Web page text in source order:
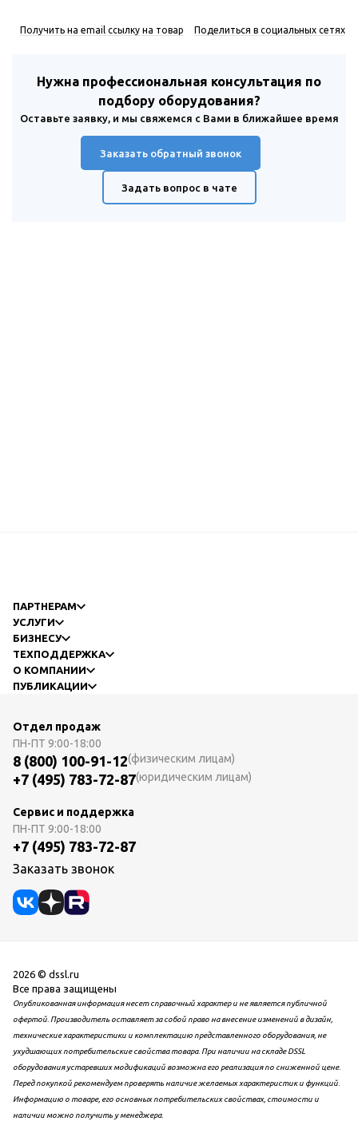
Получить на email ссылку на товар Поделиться в социальных сетях
Нужна профессиональная консультация по
подбору оборудования?
Оставьте заявку, и мы свяжемся с Вами в ближайшее время
Заказать обратный звонок
Задать вопрос в чате
ПАРТНЕРАМ
УСЛУГИ
БИЗНЕСУ
ТЕХПОДДЕРЖКА
О КОМПАНИИ
ПУБЛИКАЦИИ
Отдел продаж
ПН-ПТ 9:00-18:00
8 (800) 100-91-12(физическим лицам)
+7 (495) 783-72-87(юридическим лицам)
Сервис и поддержка
ПН-ПТ 9:00-18:00
+7 (495) 783-72-87
Заказать звонок
2026 © dssl.ru
Все права защищены
Опубликованная информация несет справочный характер и не является публичной
офертой. Производитель оставляет за собой право на внесение изменений в дизайн,
технические характеристики и комплектацию представленного оборудования, не
ухудшающих потребительские свойства товара. При наличии на складе DSSL
оборудования устаревших модификаций возможна его реализация по сниженной цене.
Перед покупкой рекомендуем проверять наличие желаемых характеристик и функций.
Информацию о товаре, его основных потребительских свойствах, стоимости и
наличии можно получить у менеджера.